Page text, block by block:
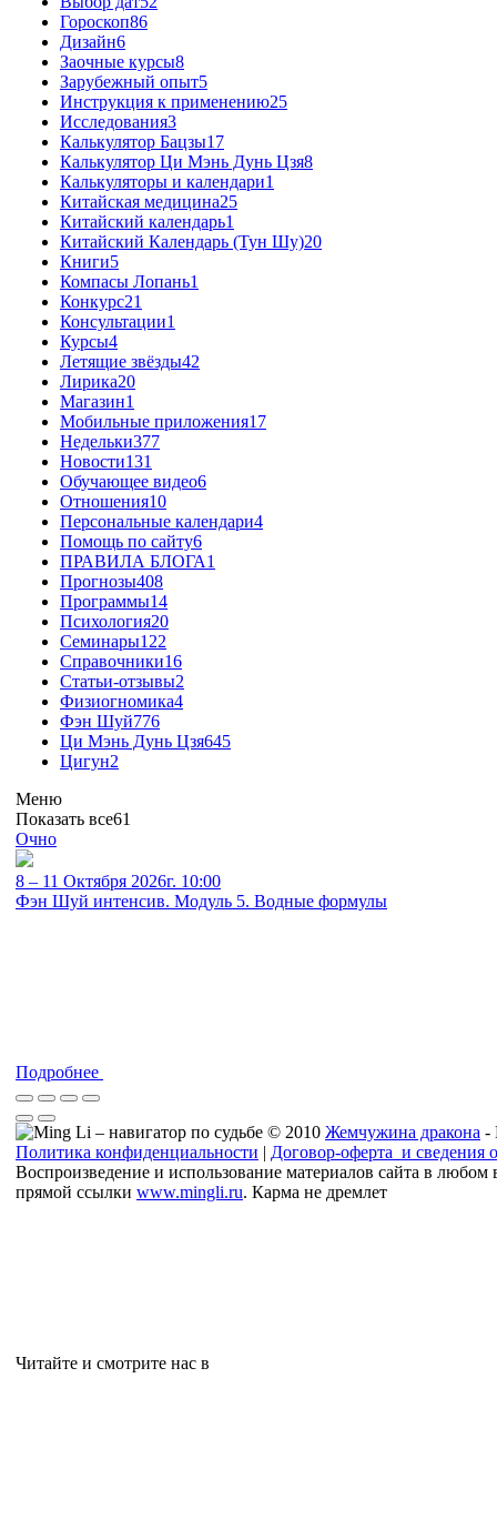
Гороскоп86
Дизайн6
Заочные курсы8
Зарубежный опыт5
Инструкция к применению25
Исследования3
Калькулятор Бацзы17
Калькулятор Ци Мэнь Дунь Цзя8
Калькуляторы и календари1
Китайская медицина25
Китайский календарь1
Китайский Календарь (Тун Шу)20
Книги5
Компасы Лопань1
Конкурс21
Консультации1
Курсы4
Летящие звёзды42
Лирика20
Магазин1
Мобильные приложения17
Недельки377
Новости131
Обучающее видео6
Отношения10
Персональные календари4
Помощь по сайту6
ПРАВИЛА БЛОГА1
Прогнозы408
Программы14
Психология20
Семинары122
Справочники16
Статьи-отзывы2
Физиогномика4
Фэн Шуй776
Ци Мэнь Дунь Цзя645
Цигун2
Меню
Показать все61
Очно
8 – 11 Октября 2026г. 10:00
Фэн Шуй интенсив. Модуль 5. Водные формулы
Подробнее
© 2010 Жемчужина дракона -
Политика конфиденциальности | Договор-оферта и сведения
Воспроизведение и использование материалов сайта в
прямой ссылки www.mingli.ru. Карма не дремлет
Читайте и смотрите нас в